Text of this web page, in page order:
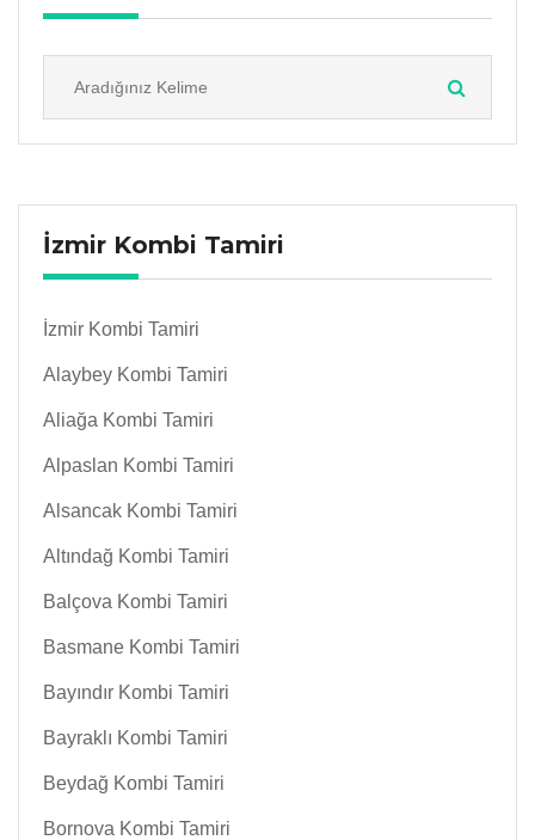
İzmir Kombi Tamiri
İzmir Kombi Tamiri
Alaybey Kombi Tamiri
Aliağa Kombi Tamiri
Alpaslan Kombi Tamiri
Alsancak Kombi Tamiri
Altındağ Kombi Tamiri
Balçova Kombi Tamiri
Basmane Kombi Tamiri
Bayındır Kombi Tamiri
Bayraklı Kombi Tamiri
Beydağ Kombi Tamiri
Bornova Kombi Tamiri